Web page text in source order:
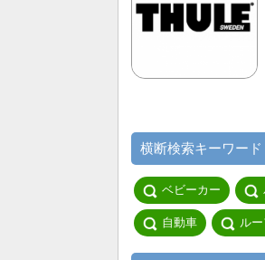
横断検索キーワード
ベビーカー
自動車 ル